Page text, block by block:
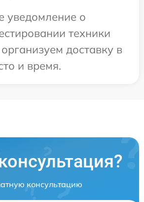
уведомление о
техники
доставку в
и время.
консультацию